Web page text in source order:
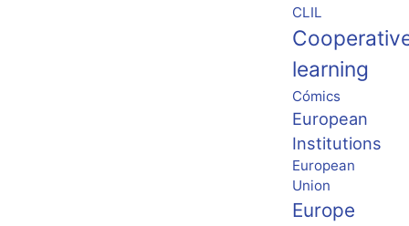
CLIL
learning
Cómics
European
Institutions
European
Union
Europe